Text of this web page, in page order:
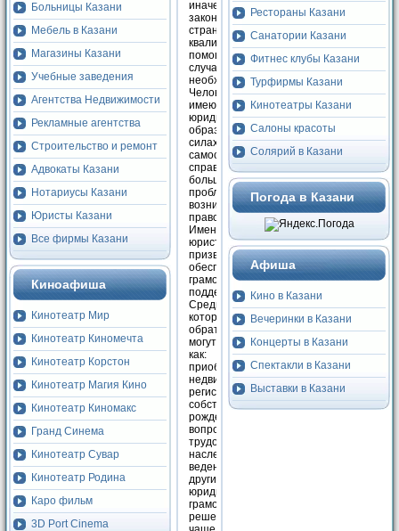
Больницы Казани
Мебель в Казани
Магазины Казани
Учебные заведения
Агентства Недвижимости
Рекламные агентства
Строительство и ремонт
Адвокаты Казани
Нотариусы Казани
Юристы Казани
Все фирмы Казани
Киноафиша
Кинотеатр Мир
Кинотеатр Киномечта
Кинотеатр Корстон
Кинотеатр Магия Кино
Кинотеатр Киномакс
Гранд Синема
Кинотеатр Сувар
Кинотеатр Родина
Каро фильм
3D Port Cinema
Рестораны Казани
Санатории Казани
Фитнес клубы Казани
Турфирмы Казани
Кинотеатры Казани
Салоны красоты
Солярий в Казани
Погода в Казани
Афиша
Кино в Казани
Вечеринки в Казани
Концерты в Казани
Спектакли в Казани
Выставки в Казани
иначе, связана с
законодательством
страны,
квалифицированная
помощь в некоторых
случаях просто
необходима.
Человек, не
имеющий
юридического
образования, не в
силах
самостоятельно
справиться с
большинством
проблем,
возникающих в
правовой сфере.
Именно поэтому,
юристы Казани
призваны
обеспечить
грамотную
поддержку жителям.
Среди вопросов, с
которыми можно
обратиться к юристу
могут быть такие,
как: вопросы
приобретения
недвижимости,
регистрации форм
собственности,
рождения ребенка,
вопросы
трудоустройства,
наследства,
ведения бизнеса и
другие. От принятия
юридически
грамотного
решения зависит